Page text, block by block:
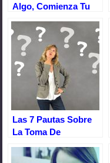
Algo, Comienza Tu
Y Gana Dinero
Las 7 Pautas Sobre
La Toma De
Salvarán De La Ruina